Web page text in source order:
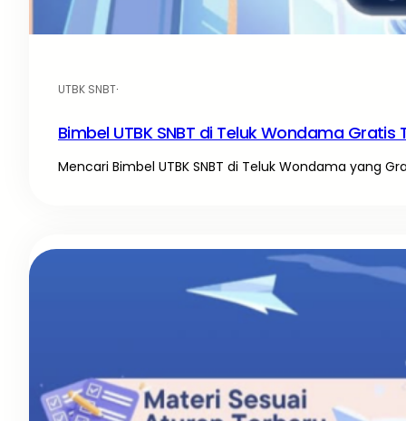
UTBK SNBT·
Bimbel UTBK SNBT di Teluk Wondama Gratis
Mencari Bimbel UTBK SNBT di Teluk Wondama yang